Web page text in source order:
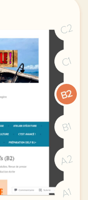
C2
C1
B2
B1
A2
A1